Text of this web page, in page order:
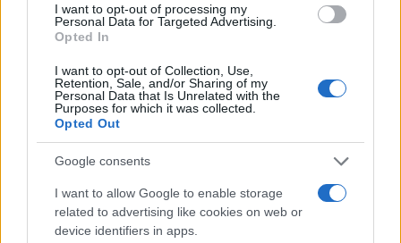
I want to opt-out of processing my
Personal Data for Targeted Advertising.
Opted In
I want to opt-out of Collection, Use,
Retention, Sale, and/or Sharing of my
Personal Data that Is Unrelated with the
Purposes for which it was collected.
Opted Out
Google consents
I want to allow Google to enable storage
related to advertising like cookies on web or
device identifiers in apps.